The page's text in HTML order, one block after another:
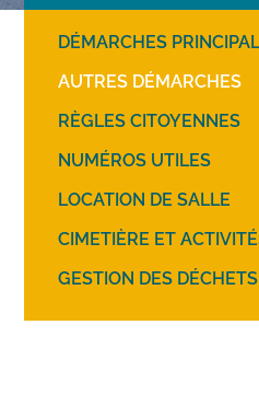
DÉMARCHES
AUTRES DÉMARCHES
RÈGLES CITOYENNES
NUMÉROS UTILES
LOCATION DE SALLE
CIMETIÈRE ET
GESTION DES DÉCHETS